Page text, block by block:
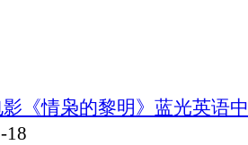
影《情枭的黎明》蓝光英语
18